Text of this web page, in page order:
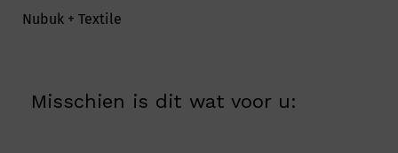
Nubuk + Textile
Misschien is dit wat voor u: